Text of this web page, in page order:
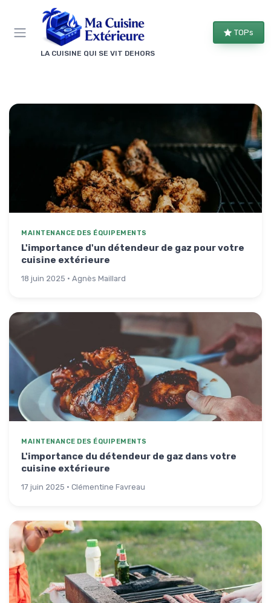
LA CUISINE QUI SE VIT DEHORS
TOPs
MAINTENANCE DES ÉQUIPEMENTS
L'importance d'un détendeur de gaz pour votre
cuisine extérieure
18 juin 2025 · Agnès Maillard
MAINTENANCE DES ÉQUIPEMENTS
L'importance du détendeur de gaz dans votre
cuisine extérieure
17 juin 2025 · Clémentine Favreau
Panneau de gestion des cookies